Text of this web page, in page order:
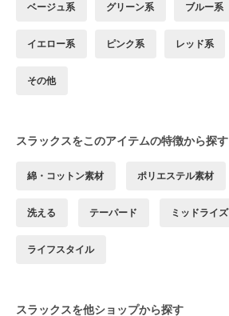
ベージュ系 グリーン系 ブルー系
イエロー系 ピンク系 レッド系
その他
スラックスをこのアイテムの特徴から探す
綿・コットン素材 ポリエステル素材
洗える テーパード ミッドライズ
ライフスタイル
スラックスを他ショップから探す